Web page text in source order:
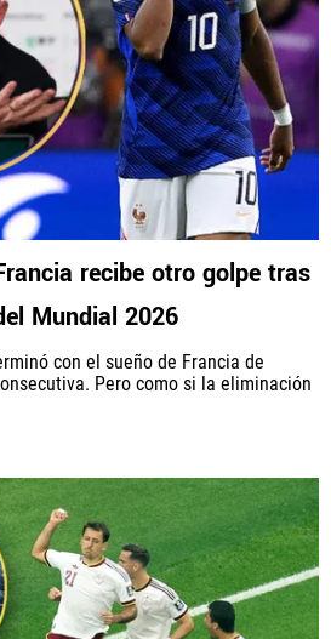
recibe otro golpe tras
Mundial 2026
con el sueño de Francia de
Pero como si la eliminación